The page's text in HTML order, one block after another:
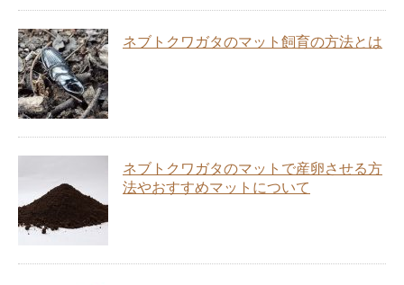
ネブトクワガタのマット飼育の方法とは
ネブトクワガタのマットで産卵させる方
法やおすすめマットについて